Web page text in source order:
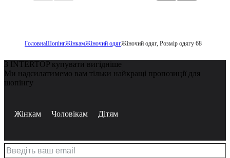
ГоловнаШопінгЖінкамЖіночий одягЖіночий одяг, Розмір одягу 68
З INTERTOP купувати вигідніше
Ми надсилатимемо вам тільки найкращі пропозиції для
шопінгу
Жінкам Чоловікам Дітям